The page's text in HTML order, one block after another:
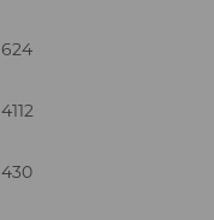
624
4112
430